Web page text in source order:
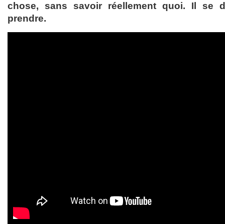
chose, sans savoir réellement quoi. Il se
prendre.